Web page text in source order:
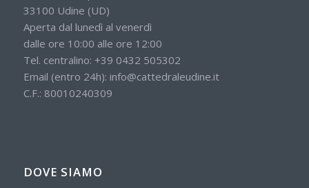
33100 Udine (UD)
Aperta dal lunedì al venerdì
dalle ore 10:00 alle ore 12:00
Tel. centralino: +39 0432 505302
Email (entro 24h): info@cattedraleudine.it
C.F.: 80010240309
DOVE SIAMO